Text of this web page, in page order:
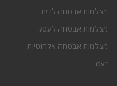
מצלמות אבטחה לבית
מצלמות אבטחה לעסק
מצלמות אבטחה אלחוטיות
dvr